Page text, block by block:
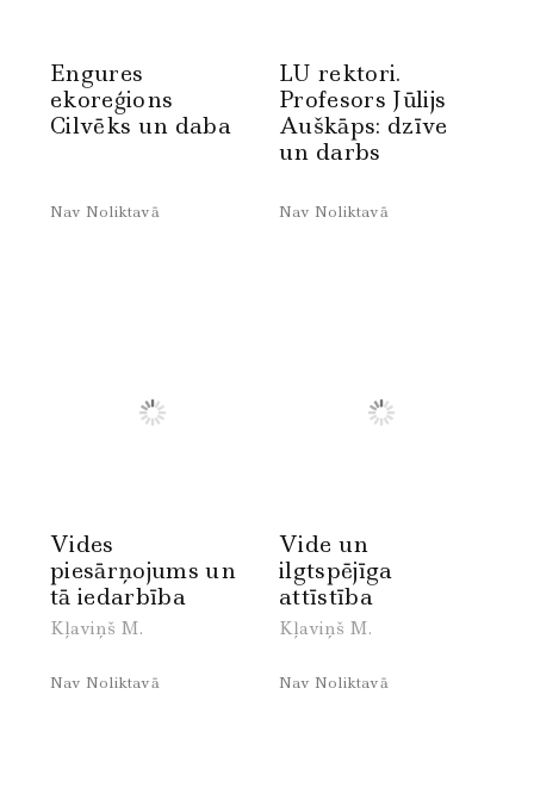
Engures
ekoreģions
Cilvēks un daba
Nav Noliktavā
LU rektori.
Profesors Jūlijs
Auškāps: dzīve
un darbs
Nav Noliktavā
Vides
piesārņojums un
tā iedarbība
Kļaviņš M.
Nav Noliktavā
Vide un
ilgtspējīga
attīstība
Kļaviņš M.
Nav Noliktavā